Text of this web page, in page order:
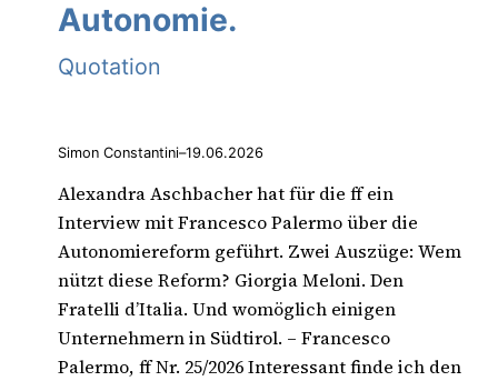
Autonomie.
Quotation
Simon Constantini–19.06.2026
Alexandra Aschbacher hat für die ff ein
Interview mit Francesco Palermo über die
Autonomiereform geführt. Zwei Auszüge: Wem
nützt diese Reform? Giorgia Meloni. Den
Fratelli d’Italia. Und womöglich einigen
Unternehmern in Südtirol. – Francesco
Palermo, ff Nr. 25/2026 Interessant finde ich den